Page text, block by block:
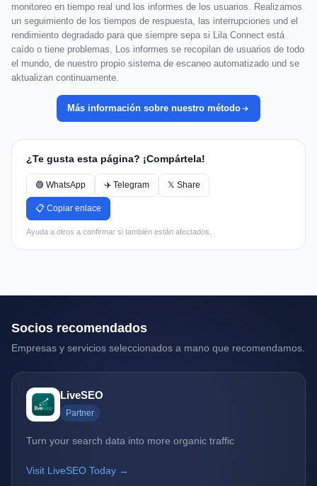
monitoreo en tiempo real und los informes de los usuarios. Realizamos
un seguimiento de los tiempos de respuesta, las interrupciones und el
rendimiento degradado para que siempre sepa si Lila Connect está
caído o tiene problemas. Los informes se recopilan de usuarios de todo
el mundo, de nuestro propio sistema de escaneo automatizado und se
aktualizan continuamente.
Más información sobre nuestro método
¿Te gusta esta página? ¡Compártela!
🟢 WhatsApp ✈️ Telegram 𝕏 Share
📋 Copiar enlace
Ayuda a otros a confirmar si también están afectados.
Socios recomendados
Empresas y servicios seleccionados a mano que recomendamos.
LiveSEO
Partner
Turn your search data into more organic traffic
Visit LiveSEO Today →